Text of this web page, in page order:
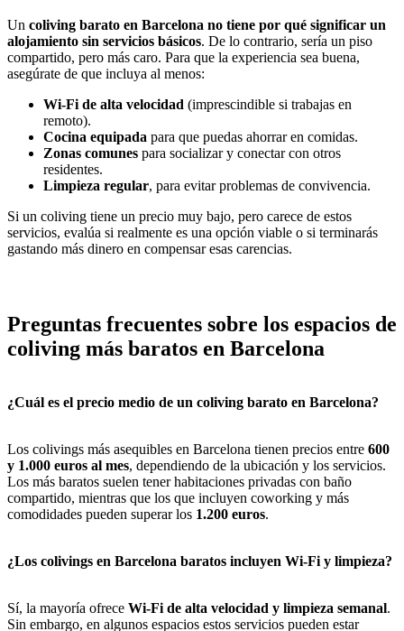
Un coliving barato en Barcelona no tiene por qué significar un
alojamiento sin servicios básicos. De lo contrario, sería un piso
compartido, pero más caro. Para que la experiencia sea buena,
asegúrate de que incluya al menos:
Wi-Fi de alta velocidad (imprescindible si trabajas en
remoto).
Cocina equipada para que puedas ahorrar en comidas.
Zonas comunes para socializar y conectar con otros
residentes.
Limpieza regular, para evitar problemas de convivencia.
Si un coliving tiene un precio muy bajo, pero carece de estos
servicios, evalúa si realmente es una opción viable o si terminarás
gastando más dinero en compensar esas carencias.
Preguntas frecuentes sobre los espacios de
coliving más baratos en Barcelona
¿Cuál es el precio medio de un coliving barato en Barcelona?
Los colivings más asequibles en Barcelona tienen precios entre 600
y 1.000 euros al mes, dependiendo de la ubicación y los servicios.
Los más baratos suelen tener habitaciones privadas con baño
compartido, mientras que los que incluyen coworking y más
comodidades pueden superar los 1.200 euros.
¿Los colivings en Barcelona baratos incluyen Wi-Fi y limpieza?
Sí, la mayoría ofrece Wi-Fi de alta velocidad y limpieza semanal.
Sin embargo, en algunos espacios estos servicios pueden estar